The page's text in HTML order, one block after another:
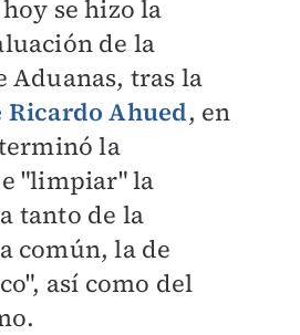
se hizo la
de la
Aduanas, tras la
Ahued, en
la
"limpiar" la
tanto de la
común, la de
así como del